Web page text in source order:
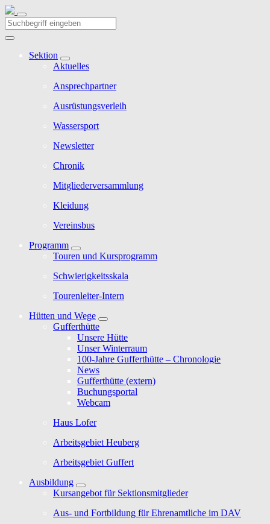
Sektion
Aktuelles
Ansprechpartner
Ausrüstungsverleih
Wassersport
Newsletter
Chronik
Mitgliederversammlung
Kleidung
Vereinsbus
Programm
Touren und Kursprogramm
Schwierigkeitsskala
Tourenleiter-Intern
Hütten und Wege
Gufferthütte
Unsere Hütte
Unser Winterraum
100-Jahre Gufferthütte – Chronologie
News
Gufferthütte (extern)
Buchungsportal
Webcam
Haus Lofer
Arbeitsgebiet Heuberg
Arbeitsgebiet Guffert
Ausbildung
Kursangebot für Sektionsmitglieder
Aus- und Fortbildung für Ehrenamtliche im DAV